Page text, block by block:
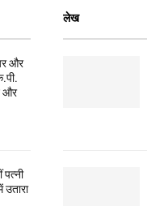
और
और
पत्नी
लेख